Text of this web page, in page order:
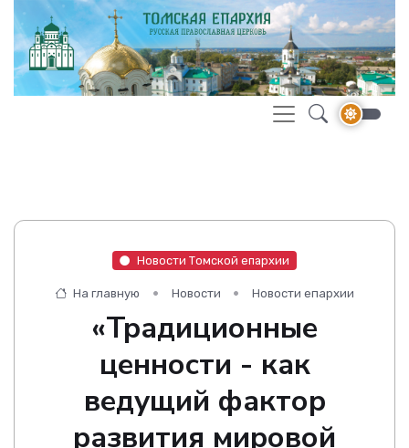
Новости Томской епархии
На главную Новости Новости епархии
«Традиционные
ценности - как
ведущий фактор
развития мировой